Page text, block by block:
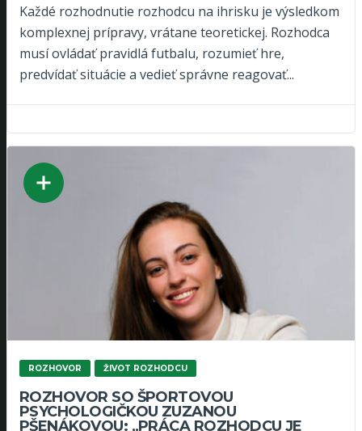
Každé rozhodnutie rozhodcu na ihrisku je výsledkom
komplexnej prípravy, vrátane teoretickej. Rozhodca
musí ovládať pravidlá futbalu, rozumieť hre,
predvídať situácie a vedieť správne reagovať...
ROZHOVOR ŽIVOT ROZHODCU
ROZHOVOR SO ŠPORTOVOU
PSYCHOLOGIČKOU ZUZANOU
PŠENÁKOVOU: „PRÁCA ROZHODCU JE